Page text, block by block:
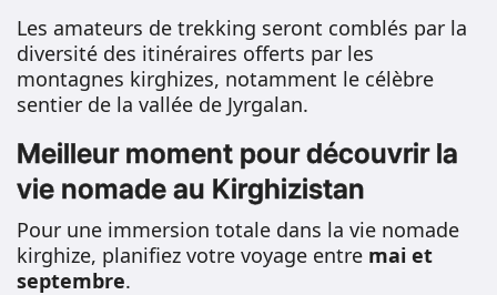
Les amateurs de trekking seront comblés par la
diversité des itinéraires offerts par les
montagnes kirghizes, notamment le célèbre
sentier de la vallée de Jyrgalan.
Meilleur moment pour découvrir la
vie nomade au Kirghizistan
Pour une immersion totale dans la vie nomade
kirghize, planifiez votre voyage entre mai et
septembre.